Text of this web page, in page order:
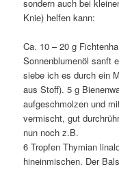
sondern auch bei
Knie) helfen kann:
Ca. 10 – 20 g
Sonnenblumenöl sanft
siebe ich es durch ein
aus Stoff). 5 g
aufgeschmolzen und
vermischt, gut
nun noch z.B.
6 Tropfen Thymian
hineinmischen. Der